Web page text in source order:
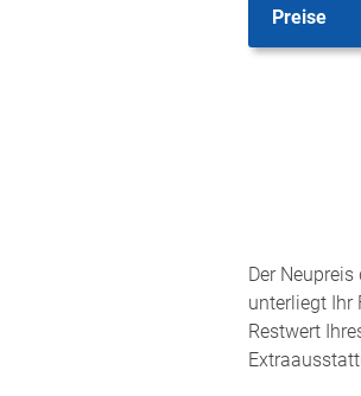
Preise
Der Neupreis
unterliegt Ihr
Restwert